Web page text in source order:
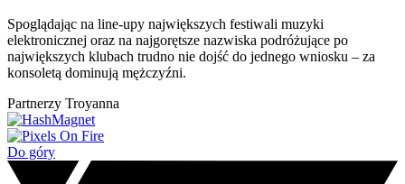
Spoglądając na line-upy największych festiwali muzyki
elektronicznej oraz na najgorętsze nazwiska podróżujące po
największych klubach trudno nie dojść do jednego wniosku – za
konsoletą dominują mężczyźni.
Partnerzy Troyanna
Do góry